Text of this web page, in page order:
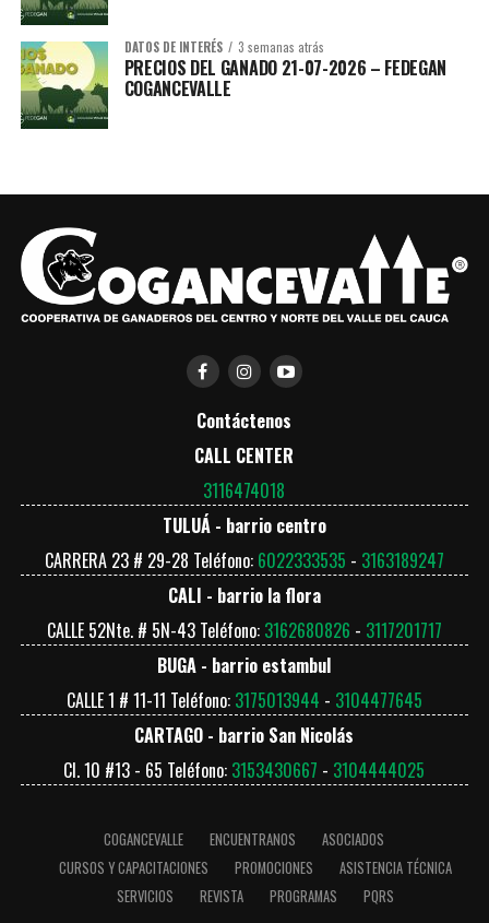
Brochure-Tanques-Agro_compressed-1 Descarga
DATOS DE INTERÉS 3 semanas atrás
PRECIOS DEL GANADO 21-07-2026 – FEDEGAN
COGANCEVALLE
Contáctenos
CALL CENTER
3116474018
TULUÁ - barrio centro
CARRERA 23 # 29-28 Teléfono: 6022333535 - 3163189247
CALI - barrio la flora
CALLE 52Nte. # 5N-43 Teléfono: 3162680826 - 3117201717
BUGA - barrio estambul
CALLE 1 # 11-11 Teléfono: 3175013944 - 3104477645
CARTAGO - barrio San Nicolás
Cl. 10 #13 - 65 Teléfono: 3153430667 - 3104444025
COGANCEVALLE ENCUENTRANOS
ASOCIADOS
CURSOS Y CAPACITACIONES
PROMOCIONES
ASISTENCIA TÉCNICA
SERVICIOS
REVISTA PROGRAMAS PQRS